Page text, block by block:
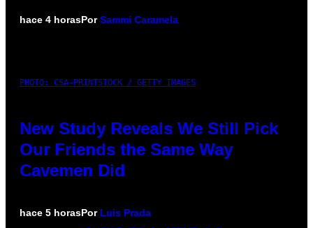
hace 4 horasPorSammi Caramela
PHOTO: CSA-PRINTSTOCK / GETTY IMAGES
New Study Reveals We Still Pick
Our Friends the Same Way
Cavemen Did
hace 5 horasPor Luis Prada